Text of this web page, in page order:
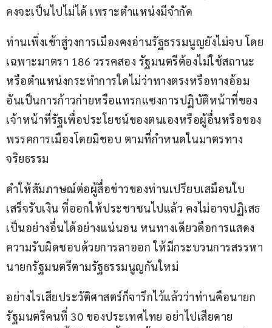
คงจะเป็นไปไม่ได้ เพราะตำแหน่งมีจำกัด
ท่านเพิ่งเข้าสู่วงการเมืองคงอ่านรัฐธรรมนูญยังไม่จบ โดย
เฉพาะมาตรา 186 วรรคสอง รัฐมนตรีต้องไม่ใช้สถานะ
หรือตำแหน่งกระทำการใดไม่ว่าทางตรงหรือทางอ้อม
อันเป็นการก้าวก่ายหรือแทรกแซงการปฏิบัติหน้าที่ของ
เจ้าหน้าที่รัฐเพื่อประโยชน์ของตนเองหรือผู้อื่นหรือของ
พรรคการเมืองโดยมิชอบ ตามที่กำหนดในมาตรทาง
จริยธรรม
คำให้สัมภาษณ์ต่อผู้สื่อข่าวของท่านเปรียบเสมือนใบ
เสร็จรับเงิน ที่ออกให้ประชาชนไปแล้ว คงไม่อาจปฏิเสธ
เป็นอย่างอื่นได้อย่างแน่นอน หนทางเดียวคือการแสดง
ความรับผิดชอบด้วยการลาออก ให้มีกระบวนการสรรหา
นายกรัฐมนตรีตามรัฐธรรมนูญกันใหม่
อย่างไรเสียประวัติศาสตร์ก็จารึกไว้แล้วว่าท่านคือนายก
รัฐมนตรีคนที่ 30 ของประเทศไทย อย่าไปเสียดาย